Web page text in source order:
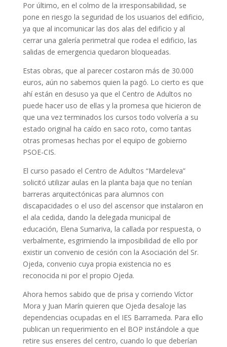
Por último, en el colmo de la irresponsabilidad, se
pone en riesgo la seguridad de los usuarios del edificio,
ya que al incomunicar las dos alas del edificio y al
cerrar una galería perimetral que rodea el edificio, las
salidas de emergencia quedaron bloqueadas.
Estas obras, que al parecer costaron más de 30.000
euros, aún no sabemos quien la pagó. Lo cierto es que
ahí están en desuso ya que el Centro de Adultos no
puede hacer uso de ellas y la promesa que hicieron de
que una vez terminados los cursos todo volvería a su
estado original ha caído en saco roto, como tantas
otras promesas hechas por el equipo de gobierno
PSOE-CIS.
El curso pasado el Centro de Adultos “Mardeleva”
solicitó utilizar aulas en la planta baja que no tenían
barreras arquitectónicas para alumnos con
discapacidades o el uso del ascensor que instalaron en
el ala cedida, dando la delegada municipal de
educación, Elena Sumariva, la callada por respuesta, o
verbalmente, esgrimiendo la imposibilidad de ello por
existir un convenio de cesión con la Asociación del Sr.
Ojeda, convenio cuya propia existencia no es
reconocida ni por el propio Ojeda.
Ahora hemos sabido que de prisa y corriendo Víctor
Mora y Juan Marín quieren que Ojeda desaloje las
dependencias ocupadas en el IES Barrameda. Para ello
publican un requerimiento en el BOP instándole a que
retire sus enseres del centro, cuando lo que deberían